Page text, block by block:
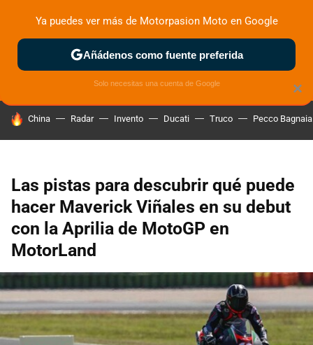
ZONA DE PRUEBAS DEPORTIVAS MOTOS ELÉCTRICAS
HOY SE HABLA DE
China Radar Invento Ducati Truco Pecco Bagnaia
Las pistas para descubrir qué puede
hacer Maverick Viñales en su debut
con la Aprilia de MotoGP en
MotorLand
×
Ya puedes ver más de Motorpasion Moto en Google
Añádenos como fuente preferida
Solo necesitas una cuenta de Google